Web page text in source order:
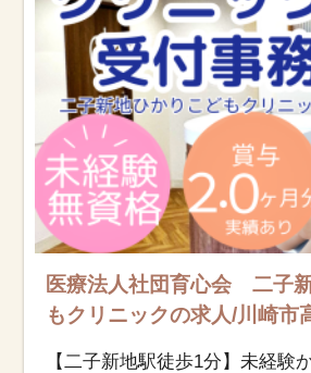
医療法人社団育心会 二子
もクリニックの求人/川崎市
【二子新地駅徒歩1分】未経験